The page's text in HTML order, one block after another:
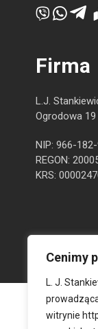
Cenimy
L. J.
witrynie
Firma
L.J.
Ogrodowa
NIP: 966-
REGON:
KRS: